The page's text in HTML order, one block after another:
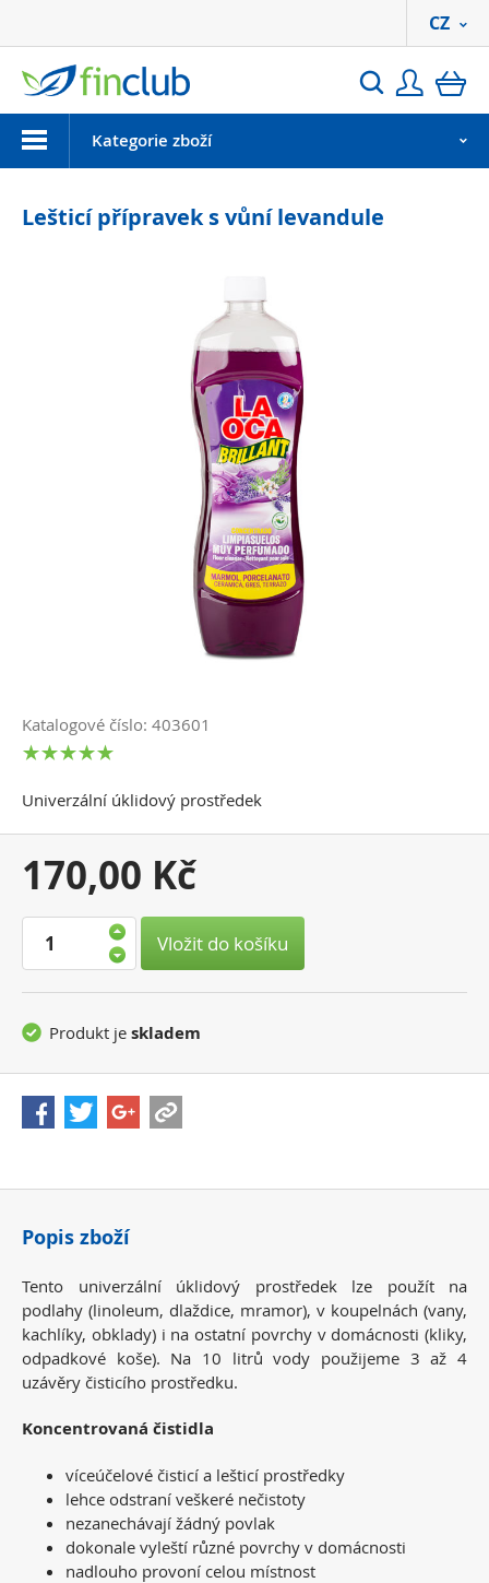
Hledat
CZ
MenuKategorie zboží
Lešticí přípravek s vůní levandule
Katalogové číslo: 403601
Univerzální úklidový prostředek
Vaše
cena:
170,00 Kč
Vložit do košíku
Produkt je skladem
Popis zboží
Tento univerzální úklidový prostředek lze použít na
podlahy (linoleum, dlaždice, mramor), v koupelnách (vany,
kachlíky, obklady) i na ostatní povrchy v domácnosti (kliky,
odpadkové koše). Na 10 litrů vody použijeme 3 až 4
uzávěry čisticího prostředku.
Koncentrovaná čistidla
víceúčelové čisticí a lešticí prostředky
lehce odstraní veškeré nečistoty
nezanechávají žádný povlak
dokonale vyleští různé povrchy v domácnosti
nadlouho provoní celou místnost